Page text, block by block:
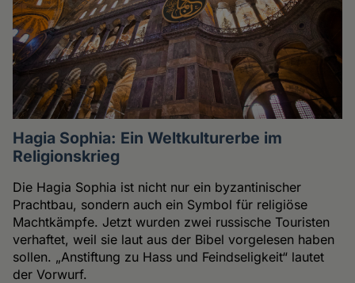
Hagia Sophia: Ein Weltkulturerbe im
Religionskrieg
Die Hagia Sophia ist nicht nur ein byzantinischer
Prachtbau, sondern auch ein Symbol für religiöse
Machtkämpfe. Jetzt wurden zwei russische Touristen
verhaftet, weil sie laut aus der Bibel vorgelesen haben
sollen. „Anstiftung zu Hass und Feindseligkeit“ lautet
der Vorwurf.